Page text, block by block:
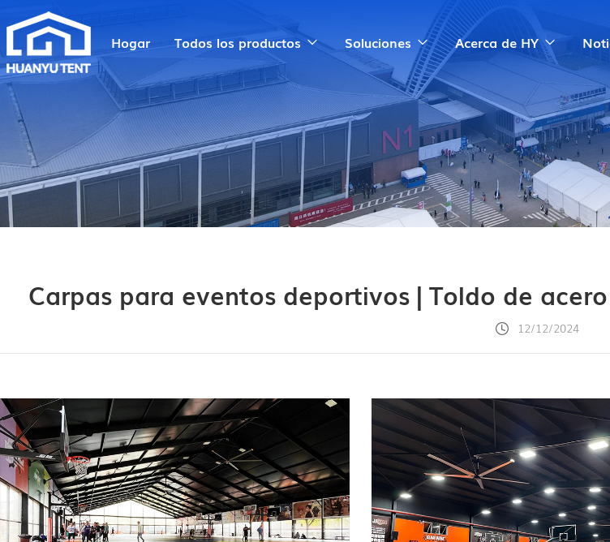
Hogar Todos los productos Soluciones Acerca de HY
Carpas para eventos deportivos | Toldo de
12/12/2024